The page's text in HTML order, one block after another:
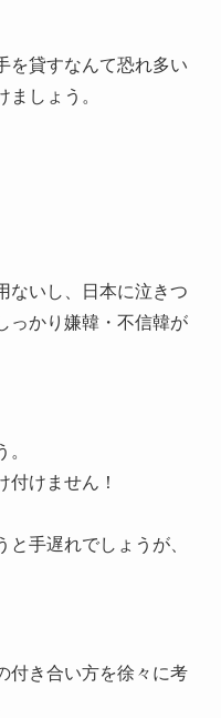
を貸すなんて恐れ多い
しょう。
ないし、日本に泣きつ
っかり嫌韓・不信韓が
付けません！
手遅れでしょうが、
付き合い方を徐々に考